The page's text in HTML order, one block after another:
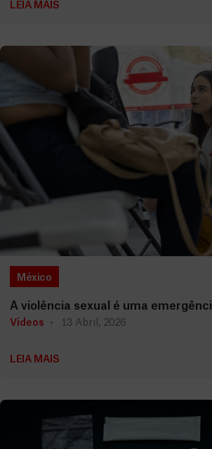
LEIA MAIS
México
A violência sexual é uma
Vídeos 13 Abril, 2026
LEIA MAIS